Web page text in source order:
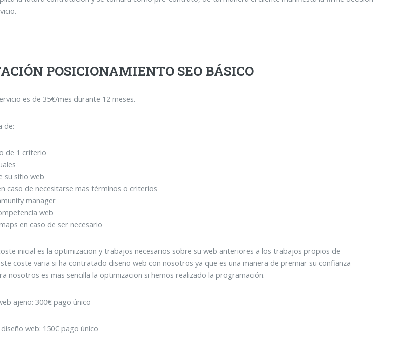
POSICIONAMIENTO SEO BÁSICO
es de 35€/mes durante 12 meses.
de:
de 1 criterio
su sitio web
caso de necesitarse mas términos o criterios
manager
web
en caso de ser necesario
inicial es la optimizacion y trabajos necesarios sobre su web anteriores a los trabajos propios de
coste varia si ha contratado diseño web con nosotros ya que es una manera de premiar su confianza
nosotros es mas sencilla la optimizacion si hemos realizado la programación.
ajeno: 300€ pago único
web: 150€ pago único